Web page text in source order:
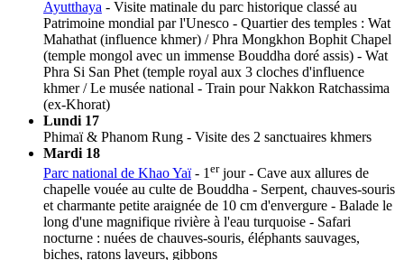
Ayutthaya - Visite matinale du parc historique classé au
Patrimoine mondial par l'Unesco - Quartier des temples : Wat
Mahathat (influence khmer) / Phra Mongkhon Bophit Chapel
(temple mongol avec un immense Bouddha doré assis) - Wat
Phra Si San Phet (temple royal aux 3 cloches d'influence
khmer / Le musée national - Train pour Nakkon Ratchassima
(ex-Khorat)
Lundi 17
Phimaï & Phanom Rung - Visite des 2 sanctuaires khmers
Mardi 18
Parc national de Khao Yaï- 1 erjour - Cave aux allures de
chapelle vouée au culte de Bouddha - Serpent, chauves-souris
et charmante petite araignée de 10 cm d'envergure - Balade le
long d'une magnifique rivière à l'eau turquoise - Safari
nocturne : nuées de chauves-souris, éléphants sauvages,
biches, ratons laveurs, gibbons